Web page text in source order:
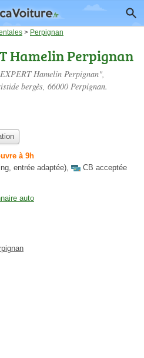
> Perpignan
Hamelin Perpignan
Hamelin Perpignan",
bergès, 66000 Perpignan.
à 9h
entrée adaptée),
CB acceptée
auto